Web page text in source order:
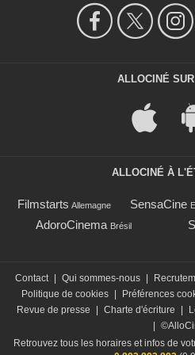
ALLOCINÉ
ALLOCINÉ À
Filmstarts Allemagne SensaCine
AdoroCinema Brésil
Contact Qui sommes-nous
Politique de cookies
Préférences
Revue de presse
Charte d'écriture
Retrouvez tous les horaires et infos de